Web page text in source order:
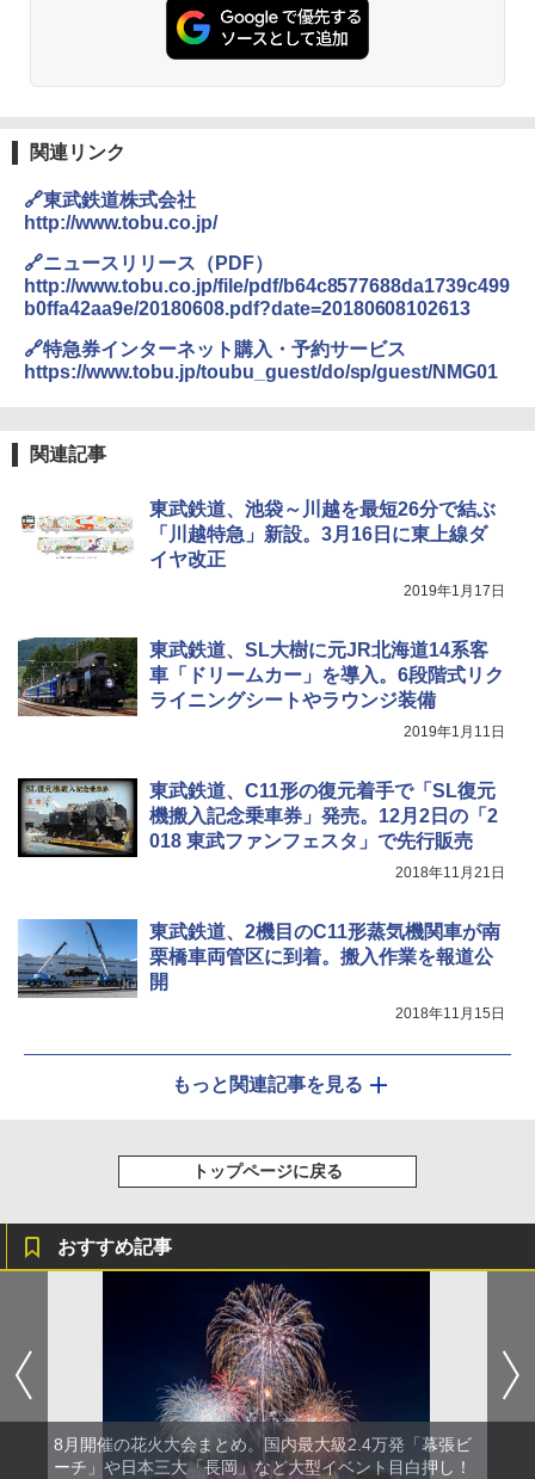
関連リンク
🔗東武鉄道株式会社
http://www.tobu.co.jp/
🔗ニュースリリース（PDF）
http://www.tobu.co.jp/file/pdf/b64c8577688da1739c499
b0ffa42aa9e/20180608.pdf?date=20180608102613
🔗特急券インターネット購入・予約サービス
https://www.tobu.jp/toubu_guest/do/sp/guest/NMG01
関連記事
東武鉄道、池袋～川越を最短26分で結ぶ
「川越特急」新設。3月16日に東上線ダ
イヤ改正
2019年1月17日
東武鉄道、SL大樹に元JR北海道14系客
車「ドリームカー」を導入。6段階式リク
ライニングシートやラウンジ装備
2019年1月11日
東武鉄道、C11形の復元着手で「SL復元
機搬入記念乗車券」発売。12月2日の「2
018 東武ファンフェスタ」で先行販売
2018年11月21日
東武鉄道、2機目のC11形蒸気機関車が南
栗橋車両管区に到着。搬入作業を報道公
開
2018年11月15日
もっと関連記事を見る
トップページに戻る
おすすめ記事
8月開催の花火大会まとめ。国内最大級2.4万発「幕張ビ
ーチ」や日本三大「長岡」など大型イベント目白押し！